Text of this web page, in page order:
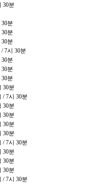
30분
30분
30분
30분
/ 7시 30분
30분
30분
30분
30분
/ 7시 30분
30분
30분
30분
30분
/ 7시 30분
30분
30분
30분
/ 7시 30분